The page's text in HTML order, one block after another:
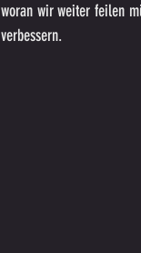
woran wir weiter feilen
verbessern.